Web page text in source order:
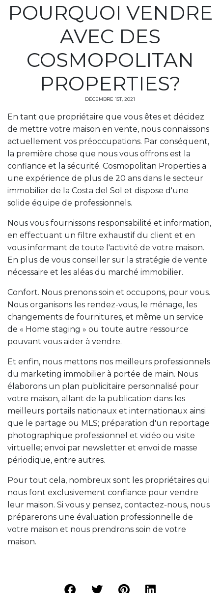
POURQUOI VENDRE
AVEC DES
COSMOPOLITAN
PROPERTIES?
DÉCEMBRE 1ST, 2021
En tant que propriétaire que vous êtes et décidez
de mettre votre maison en vente, nous connaissons
actuellement vos préoccupations. Par conséquent,
la première chose que nous vous offrons est la
confiance et la sécurité. Cosmopolitan Properties a
une expérience de plus de 20 ans dans le secteur
immobilier de la Costa del Sol et dispose d'une
solide équipe de professionnels.
Nous vous fournissons responsabilité et information,
en effectuant un filtre exhaustif du client et en
vous informant de toute l'activité de votre maison.
En plus de vous conseiller sur la stratégie de vente
nécessaire et les aléas du marché immobilier.
Confort. Nous prenons soin et occupons, pour vous.
Nous organisons les rendez-vous, le ménage, les
changements de fournitures, et même un service
de « Home staging » ou toute autre ressource
pouvant vous aider à vendre.
Et enfin, nous mettons nos meilleurs professionnels
du marketing immobilier à portée de main. Nous
élaborons un plan publicitaire personnalisé pour
votre maison, allant de la publication dans les
meilleurs portails nationaux et internationaux ainsi
que le partage ou MLS; préparation d'un reportage
photographique professionnel et vidéo ou visite
virtuelle; envoi par newsletter et envoi de masse
périodique, entre autres.
Pour tout cela, nombreux sont les propriétaires qui
nous font exclusivement confiance pour vendre
leur maison. Si vous y pensez, contactez-nous, nous
préparerons une évaluation professionnelle de
votre maison et nous prendrons soin de votre
maison.